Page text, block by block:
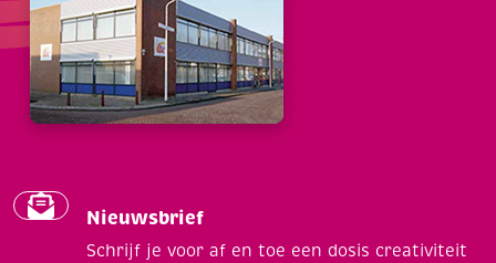
Nieuwsbrief
Schrijf je voor af en toe een dosis creativiteit